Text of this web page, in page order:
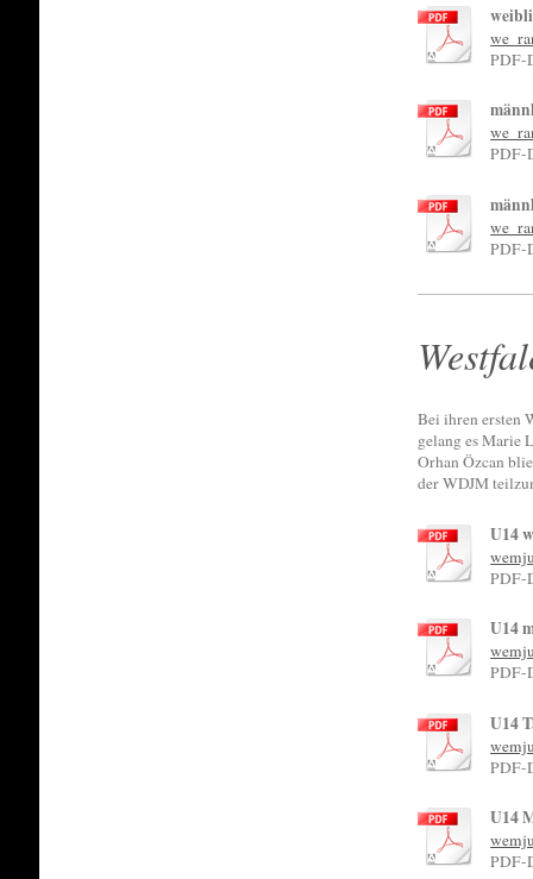
PDF-
PDF-
PDF-
Bei ihren ersten
gelang es Marie
Orhan Özcan
der WDJM
U14
PDF-
U14
PDF-
U14
PDF-
U14
PDF-